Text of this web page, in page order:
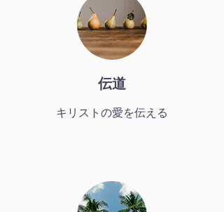
伝道
キリストの愛を伝える